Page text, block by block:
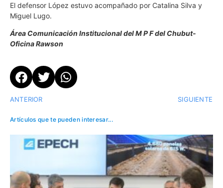
El defensor López estuvo acompañado por Catalina Silva y
Miguel Lugo.
Área Comunicación Institucional del M P F del Chubut-
Oficina Rawson
ANTERIOR SIGUIENTE
Artículos que te pueden interesar...